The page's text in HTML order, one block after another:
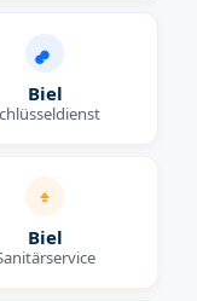
Biel
Biel